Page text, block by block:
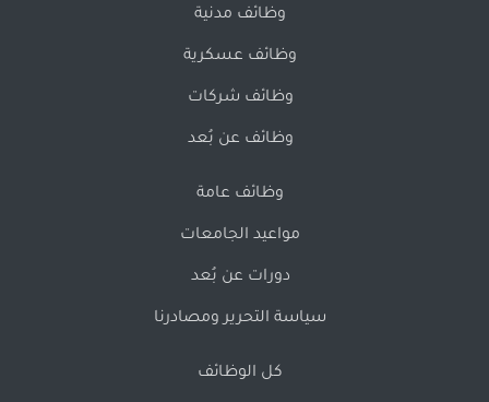
وظائف مدنية
وظائف عسكرية
وظائف شركات
وظائف عن بُعد
وظائف عامة
مواعيد الجامعات
دورات عن بُعد
سياسة التحرير ومصادرنا
كل الوظائف